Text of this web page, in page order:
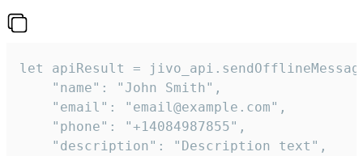
let apiResult =
    "name": "John Smith",
    "email": "email@example.com",
    "phone": "+14084987855",
    "description": "Description text",